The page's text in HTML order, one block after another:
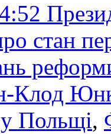
стан
Клод
Польщі,